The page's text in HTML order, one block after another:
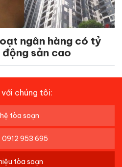
ngân hàng có tỷ
sản cao
với chúng tôi:
tòa soạn
0912 953 695
tòa soạn